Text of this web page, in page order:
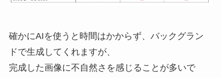
確かにAIを使うと時間はかからず、バックグラン
ドで生成してくれますが、
完成した画像に不自然さを感じることが多いで